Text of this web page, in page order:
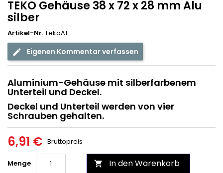
TEKO Gehäuse 38 x 72 x 28 mm Alu
silber
Artikel-Nr.TekoA1
Eigenen Kommentar verfassen
Aluminium-Gehäuse mit silberfarbenem
Unterteil und Deckel.
Deckel und Unterteil werden von vier
Schrauben gehalten.
6,91 € Bruttopreis
Menge  In den Warenkorb